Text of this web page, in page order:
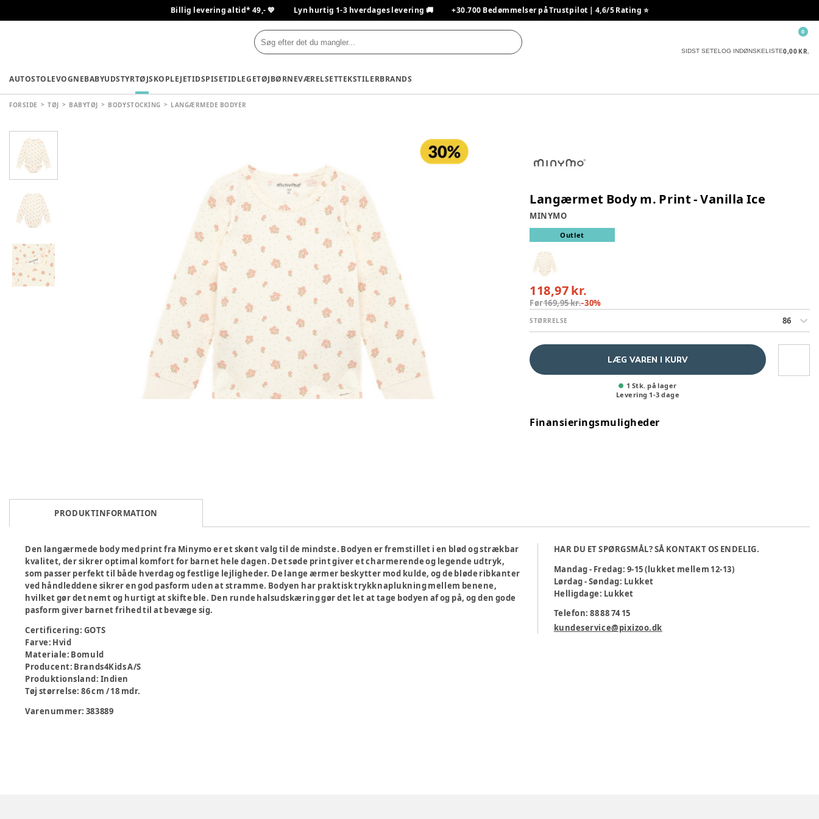
Billig levering altid* 49,- 💙 Lyn hurtig 1-3 hverdages levering 🚚 +30.700 Bedømmelser på Trustpilot | 4,6/5 Rating ⭐️
SIDST SETELOG INDØNSKELISTE0,00 KR.
0
AUTOSTOLEVOGNEBABYUDSTYRTØJSKOPLEJETIDSPISETIDLEGETØJBØRNEVÆRELSETTEKSTILERBRANDS
FORSIDE TØJ BABYTØJ BODYSTOCKING LANGÆRMEDE BODYER
Langærmet Body m. Print - Vanilla Ice
MINYMO
Outlet
118,97 kr.
Før169,95 kr.-30%
STØRRELSE 86
LÆG VAREN I KURV
1 Stk. på lager
Levering 1-3 dage
Finansieringsmuligheder
PRODUKTINFORMATION
Den langærmede body med print fra Minymo er et skønt valg til de mindste. Bodyen er fremstillet i en blød og strækbar
kvalitet, der sikrer optimal komfort for barnet hele dagen. Det søde print giver et charmerende og legende udtryk,
som passer perfekt til både hverdag og festlige lejligheder. De lange ærmer beskytter mod kulde, og de bløde ribkanter
ved håndleddene sikrer en god pasform uden at stramme. Bodyen har praktisk trykknaplukning mellem benene,
hvilket gør det nemt og hurtigt at skifte ble. Den runde halsudskæring gør det let at tage bodyen af og på, og den gode
pasform giver barnet frihed til at bevæge sig.
Certificering: GOTS
Farve: Hvid
Materiale: Bomuld
Producent: Brands4Kids A/S
Produktionsland: Indien
Tøj størrelse:86 cm / 18 mdr.
Varenummer: 383889
HAR DU ET SPØRGSMÅL? SÅ KONTAKT OS ENDELIG.
Mandag - Fredag: 9-15 (lukket mellem 12-13)
Lørdag - Søndag: Lukket
Helligdage: Lukket
Telefon: 88 88 74 15
kundeservice@pixizoo.dk